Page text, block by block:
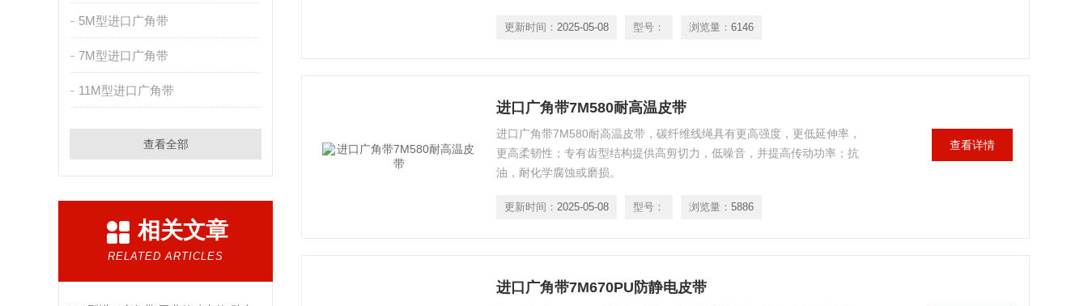
5M型进口广角带
7M型进口广角带
11M型进口广角带
查看全部
相关文章
RELATED ARTICLES
更新时间： 2025-05-08 型号： 浏览量： 6146
进口广角带7M580耐高温皮带
进口广角带7M580耐高温皮带，碳纤维线绳具有更高强度，更低延伸率，
更高柔韧性；专有齿型结构提供高剪切力，低噪音，并提高传动功率；抗
油，耐化学腐蚀或磨损。
更新时间： 2025-05-08 型号： 浏览量： 5886
查看详情
进口广角带7M670PU防静电皮带